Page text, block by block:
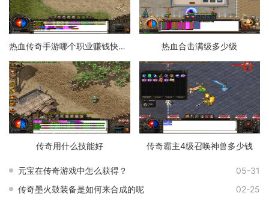
热血传奇手游哪个职业赚钱快一点 热血合击满级多少级
传奇用什么技能好 传奇霸主4级召唤神兽多少钱
元宝在传奇游戏中怎么获得？
05-31
传奇墨火鼓装备是如何来合成的呢
02-25